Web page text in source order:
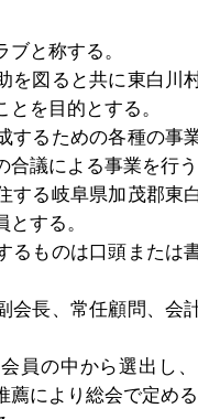
と称する。
を図ると共に東白川
を目的とする。
するための各種の事
合議による事業を行
する岐阜県加茂郡東
する。
るものは口頭または
会長、常任顧問、会
員の中から選出し
薦により総会で定め